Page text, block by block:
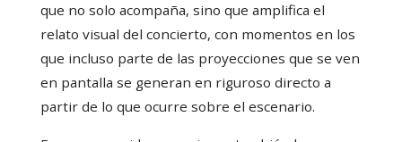
que no solo acompaña, sino que amplifica el
relato visual del concierto, con momentos en los
que incluso parte de las proyecciones que se ven
en pantalla se generan en riguroso directo a
partir de lo que ocurre sobre el escenario.